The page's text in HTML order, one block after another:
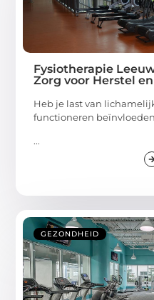
Fysiotherapie
Zorg voor Herstel
Heb je last van
functioneren
...
GEZONDHEID